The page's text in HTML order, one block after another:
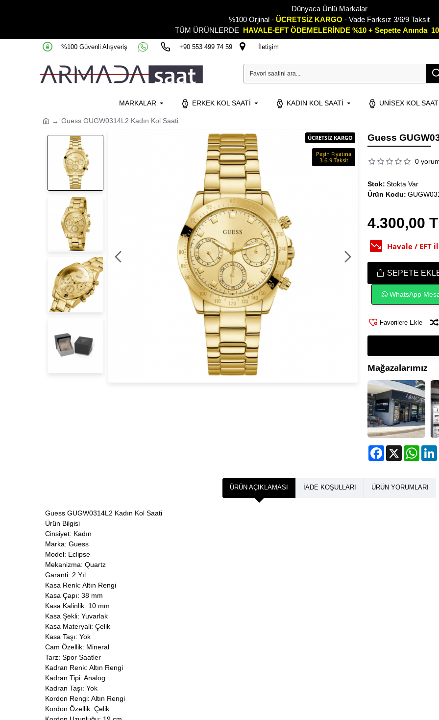
Dünyaca Ünlü Markalar
%100 Orjinal - ÜCRETSİZ KARGO - Vade Farksız 3/6/9 Taksit
TÜM ÜRÜNLERDE HAVALE-EFT ÖDEMELERİNDE %10 + Sepette Anında
%100 Güvenli Alışveriş +90 553 499 74 59 İletişim
MARKALAR ERKEK KOL SAATI KADIN KOL SAATI UNISEX KOL
Guess GUGW0314L2 Kadın Kol Saati
ÜCRETSİZ KARGO
Peşin Fiyatına
3-6-9 Taksit
Guess
0
4.300,00
Havale / EFT
Stok: Stokta Var
Ürün Kodu:
SEPETE
WhatsApp
Favorilere Ekle
Mağazalarımız
Facebook
X
ÜRÜN AÇIKLAMASI İADE KOŞULLARI ÜRÜN YORUMLARI
Guess GUGW0314L2 Kadın Kol Saati
Ürün Bilgisi
Cinsiyet: Kadın
Marka: Guess
Model: Eclipse
Mekanizma: Quartz
Garanti: 2 Yıl
Kasa Renk: Altın Rengi
Kasa Çapı: 38 mm
Kasa Kalinlik: 10 mm
Kasa Şekli: Yuvarlak
Kasa Materyali: Çelik
Kasa Taşı: Yok
Cam Özellik: Mineral
Tarz: Spor Saatler
Kadran Renk: Altın Rengi
Kadran Tipi: Analog
Kadran Taşı: Yok
Kordon Rengi: Altın Rengi
Kordon Özellik: Çelik